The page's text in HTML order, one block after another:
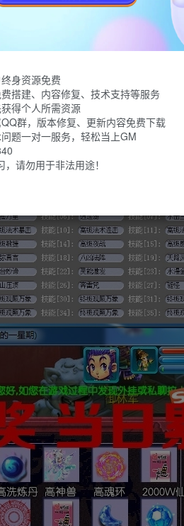
身资源免费
搭建、内容修复、技术支持等服务
得个人所需资源
群，版本修复、更新内容免费下载
题一对一服务，轻松当上GM
请勿用于非法用途！